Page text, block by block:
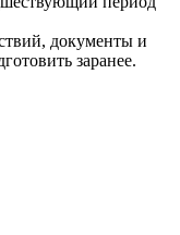
документы и
заранее.